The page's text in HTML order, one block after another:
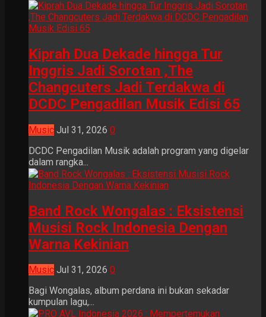
Kiprah Dua Dekade hingga Tur
Inggris Jadi Sorotan ,The
Changcuters Jadi Terdakwa di
DCDC Pengadilan Musik Edisi 65
Music Jul 31, 2026 0
DCDC Pengadilan Musik adalah program yang digelar
dalam rangka...
Band Rock Wongalas : Eksistensi
Musisi Rock Indonesia Dengan
Warna Kekinian
Music Jul 31, 2026 0
Bagi Wongalas, album perdana ini bukan sekadar
kumpulan lagu,...